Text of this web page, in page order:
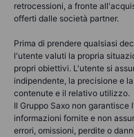
retrocessioni, a fronte
offerti dalle società partner.
Prima di prendere qualsiasi
l'utente valuti la propria
propri obiettivi. L'utente si
indipendente, la precisione e
contenute e il relativo utilizzo.
Il Gruppo Saxo non
informazioni fornite e non
errori, omissioni, perdite o